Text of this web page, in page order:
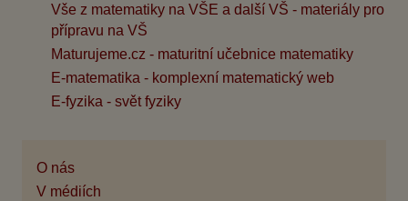
Vše z matematiky na VŠE a další VŠ - materiály pro
přípravu na VŠ
Maturujeme.cz - maturitní učebnice matematiky
E-matematika - komplexní matematický web
E-fyzika - svět fyziky
O nás
V médiích